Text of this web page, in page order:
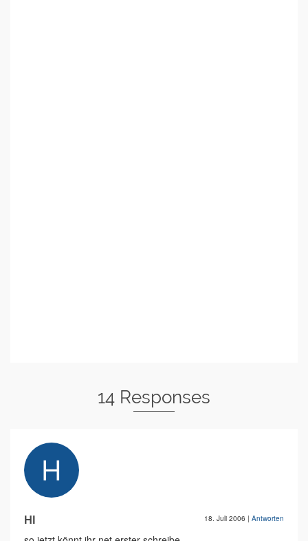
14 Responses
HI 18. Juli 2006 | Antworten